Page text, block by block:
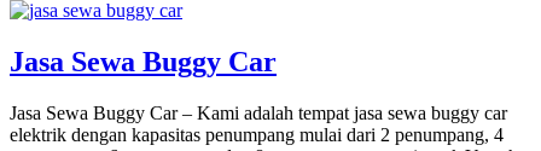
Jasa Sewa Buggy Car
Jasa Sewa Buggy Car – Kami adalah tempat jasa sewa buggy car
elektrik dengan kapasitas penumpang mulai dari 2 penumpang, 4